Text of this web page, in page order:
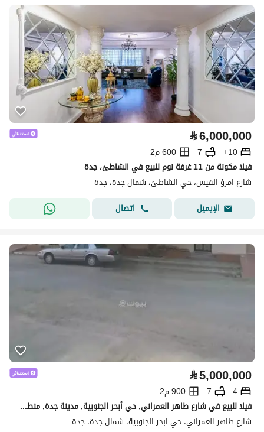
⃁6,000,000
10+
7
600 م2
فيلا مكونة من 11 غرفة نوم للبيع في الشاطئ، جدة
شارع امرؤ القيس، حي الشاطئ، شمال جدة، جدة
الإيميل
اتصال
⃁5,000,000
4
7
900 م2
فيلا للبيع في شارع طاهر العمراني, حي أبحر الجنوبية, مدينة جدة, منطقة مكة المكرمة
شارع طاهر العمراني، حي ابحر الجنوبية، شمال جدة، جدة